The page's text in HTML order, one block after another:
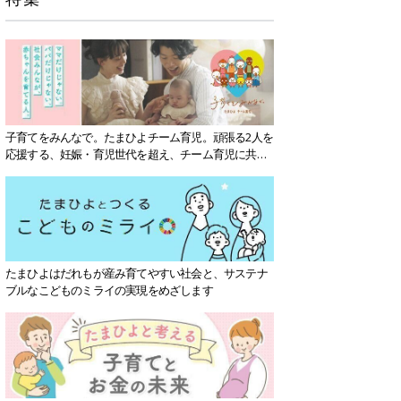
子育てをみんなで。たまひよチーム育児。頑張る2人を
応援する、妊娠・育児世代を超え、チーム育児に共感
たまひよはだれもが産み育てやすい社会と、サステナ
ブルなこどものミライの実現をめざします